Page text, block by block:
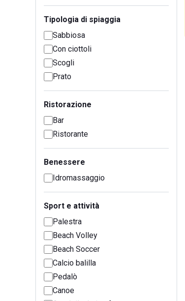
Tipologia di spiaggia
Sabbiosa
Con ciottoli
Scogli
Prato
Ristorazione
Bar
Ristorante
Benessere
Idromassaggio
Sport e attività
Palestra
Beach Volley
Beach Soccer
Calcio balilla
Pedalò
Canoe